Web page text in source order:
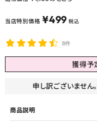
当店特別価格 ¥499 税込
8件
獲得予
申し訳ございません
商品説明